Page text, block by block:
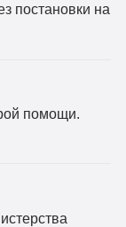
постановки на
помощи.